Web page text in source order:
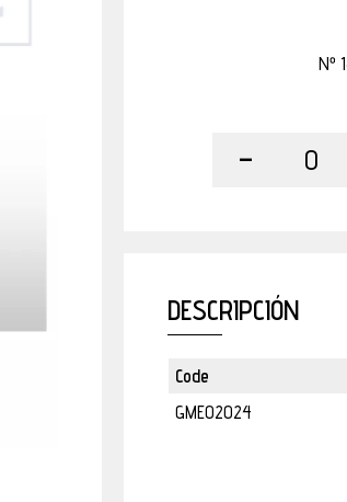
Nº
- 0
DESCRIPCIÓN
Code
GME02024